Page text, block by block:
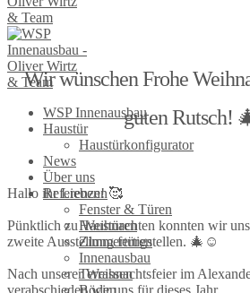
WSP Innenausbau
Haustür
Haustürkonfigurator
News
Über uns
Referenzen
Fenster & Türen
Haustüren
Zimmertüren
Innenausbau
Terrassen
Böden
Wir wünschen Frohe
guten Rutsch!
Hallo ihr Lieben! 🥰
Pünktlich zu Weihnachten konnten wir
zweite Ausstellung fertigstellen. 🎄☺️
Nach unserer Weihnachtsfeier im
verabschieden wir uns für dieses Jahr.